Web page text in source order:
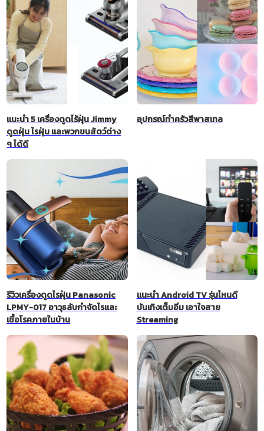
แนะนำ 5 เครื่องดูดไร้ฝุ่น Jimmy
ดูดฝุ่น ไรฝุ่น และพวกขนสัตว์ต่าง
ๆ ได้ดี
อุปกรณ์ทำครัวสีพาสเทล
รีวิวเครื่องดูดไรฝุ่น Panasonic
LPMY-017 อาวุธลับกำจัดไรและ
เชื้อโรคภายในบ้าน
แนะนำ Android TV รุ่นไหนดี
บันเทิงเต็มอิ่ม เอาใจสาย
Streaming